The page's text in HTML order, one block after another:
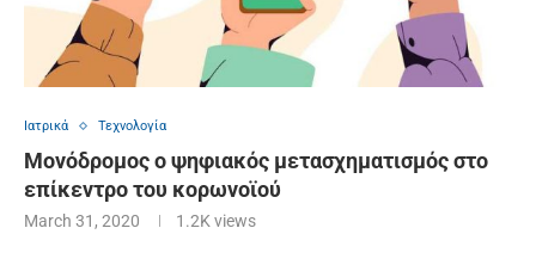
Ιατρικά Τεχνολογία
Moνόδρομος ο ψηφιακός μετασχηματισμός στο
επίκεντρο του κορωνοϊού
March 31, 2020 1.2K views